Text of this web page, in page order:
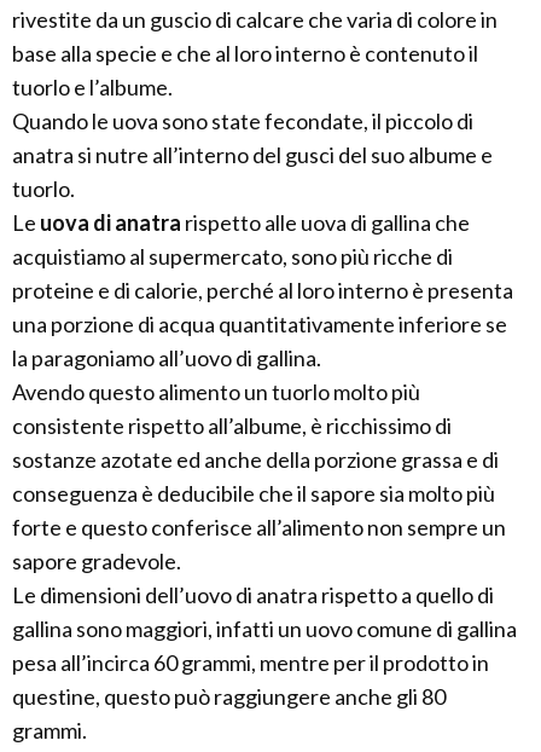
rivestite da un guscio di calcare che varia di colore in
base alla specie e che al loro interno è contenuto il
tuorlo e l’albume.
Quando le uova sono state fecondate, il piccolo di
anatra si nutre all’interno del gusci del suo albume e
tuorlo.
Le uova di anatra rispetto alle uova di gallina che
acquistiamo al supermercato, sono più ricche di
proteine e di calorie, perché al loro interno è presenta
una porzione di acqua quantitativamente inferiore se
la paragoniamo all’uovo di gallina.
Avendo questo alimento un tuorlo molto più
consistente rispetto all’albume, è ricchissimo di
sostanze azotate ed anche della porzione grassa e di
conseguenza è deducibile che il sapore sia molto più
forte e questo conferisce all’alimento non sempre un
sapore gradevole.
Le dimensioni dell’uovo di anatra rispetto a quello di
gallina sono maggiori, infatti un uovo comune di gallina
pesa all’incirca 60 grammi, mentre per il prodotto in
questine, questo può raggiungere anche gli 80
grammi.